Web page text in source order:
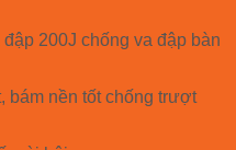
200J chống va đập bàn
bám nền tốt chống trượt